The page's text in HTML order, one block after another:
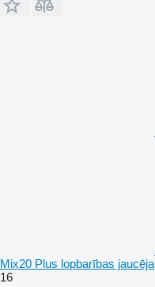
Mix20 Plus lopbarības jaucēja
16